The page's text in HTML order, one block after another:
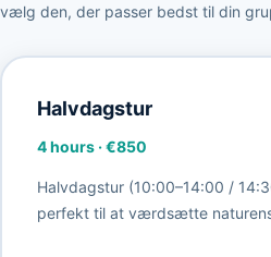
vælg den, der passer bedst til din
Halvdagstur
4 hours·€850
Halvdagstur (10:00–14:00 /
perfekt til at værdsætte